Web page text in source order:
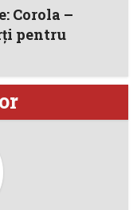
Corola –
pentru